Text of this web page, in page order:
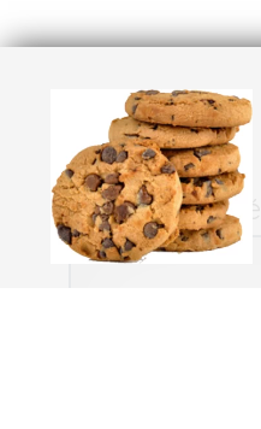
Images et vidéo